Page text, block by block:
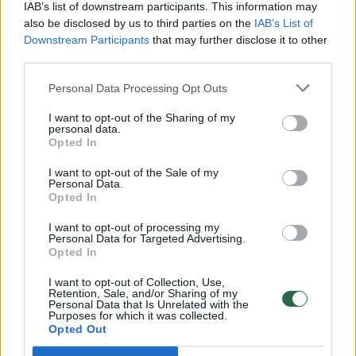
IAB’s list of downstream participants. This information may
also be disclosed by us to third parties on the IAB’s List of
Downstream Participants that may further disclose it to other
Personal Data Processing Opt Outs
I want to opt-out of the Sharing of my
personal data.
Opted In
I want to opt-out of the Sale of my
Personal Data.
Opted In
I want to opt-out of processing my
Personal Data for Targeted Advertising.
Opted In
I want to opt-out of Collection, Use,
Retention, Sale, and/or Sharing of my
Personal Data that Is Unrelated with the
Purposes for which it was collected.
Opted Out
vaikus: jiems kilusi grėsmė
Žinios | Lietuvos diena
vaiko gyvybių išgelbėti nepavyko
Žinios | Lietuvos diena
Nufilmavo, kaip patvino Vilniaus Vakarinis aplinkkelis:
vaizdas pribloškia
Žinios | Lietuvos diena
00:02:01
„Pagarba pirmajai premjerei“: pasidalijo jautriais
prisiminimais apie Kazimierą Prunskienę
Žinios | Lietuvos diena